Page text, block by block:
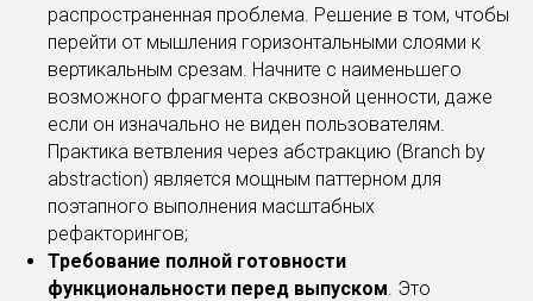
распространенная проблема. Решение в том, чтобы
перейти от мышления горизонтальными слоями к
вертикальным срезам. Начните с наименьшего
возможного фрагмента сквозной ценности, даже
если он изначально не виден пользователям.
Практика ветвления через абстракцию (Branch by
abstraction) является мощным паттерном для
поэтапного выполнения масштабных
рефакторингов;
Требование полной готовности
функциональности перед выпуском. Это